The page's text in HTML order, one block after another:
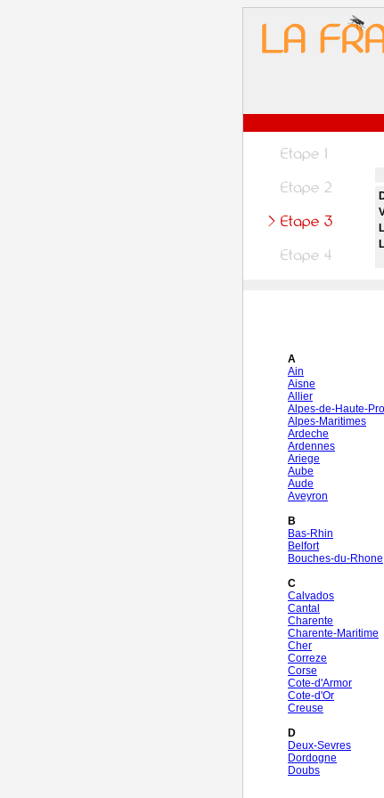
A
Ain
Aisne
Allier
Alpes-de-Haute-
Alpes-Maritimes
Ardeche
Ardennes
Ariege
Aube
Aude
Aveyron
B
Bas-Rhin
Belfort
Bouches-du-Rhone
C
Calvados
Cantal
Charente
Charente-Maritime
Cher
Correze
Corse
Cote-d'Armor
Cote-d'Or
Creuse
D
Deux-Sevres
Dordogne
Doubs